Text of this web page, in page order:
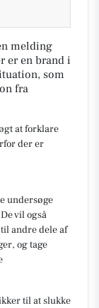
melding
er en brand i
som
fra
at forklare
der er
undersøge
vil også
andre dele af
og tage
til at slukke